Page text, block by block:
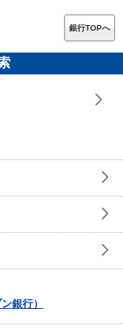
銀行TOPへ
銀行）